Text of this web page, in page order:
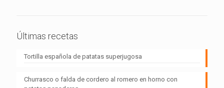
Últimas recetas
Tortilla española de patatas superjugosa
Churrasco o falda de cordero al romero en horno con